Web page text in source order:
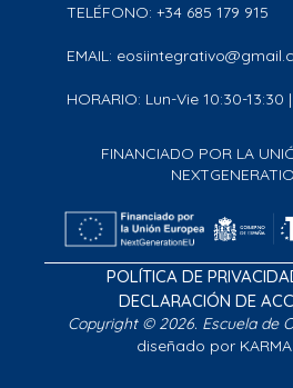
TELÉFONO: +34 685 179 915
EMAIL:
HORARIO: Lun-Vie 10:30-13:30
FINANCIADO POR LA
POLÍTICA DE
DECLARACIÓN DE
Copyright © 2026. Escuela de
diseñado por KARMA